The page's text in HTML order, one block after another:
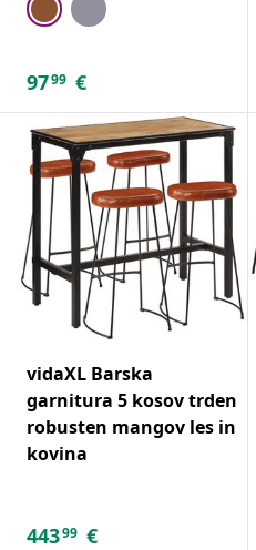
9799 €
vidaXL Barska
garnitura 5 kosov trden
robusten mangov les in
kovina
44399 €